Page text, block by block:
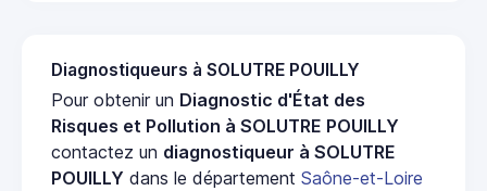
Diagnostiqueurs à SOLUTRE POUILLY
Pour obtenir un Diagnostic d'État des
Risques et Pollution à SOLUTRE POUILLY
contactez un diagnostiqueur à SOLUTRE
POUILLY dans le département Saône-et-Loire